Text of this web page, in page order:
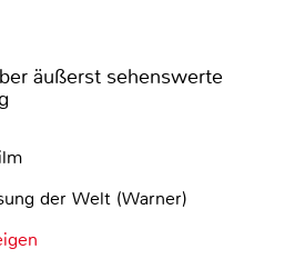
äußerst sehenswerte
der Welt (Warner)